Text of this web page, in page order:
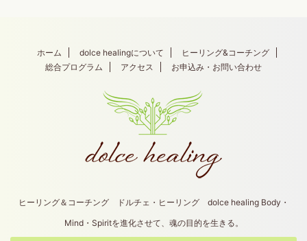
ホーム dolce healingについて
ヒーリング&コーチング
総合プログラム
アクセス お申込み・お問い合わせ
ヒーリング＆コーチング ドルチェ・ヒーリング dolce healing Body・
Mind・Spiritを進化させて、魂の目的を生きる。